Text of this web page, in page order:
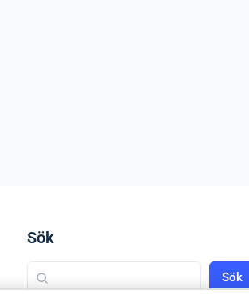
Sök
Sök